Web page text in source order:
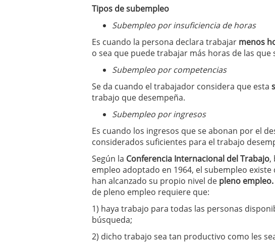
Tipos de subempleo
Subempleo por insuficiencia de horas
Es cuando la persona declara trabajar menos
o sea que puede trabajar más horas de las que
Subempleo por competencias
Se da cuando el trabajador considera que esta
trabajo que desempeña.
Subempleo por ingresos
Es cuando los ingresos que se abonan por el
considerados suficientes para el trabajo
Según la Conferencia Internacional del Trabajo,
empleo adoptado en 1964, el subempleo
han alcanzado su propio nivel de pleno empleo.
de pleno empleo requiere que:
1) haya trabajo para todas las personas
búsqueda;
2) dicho trabajo sea tan productivo como les